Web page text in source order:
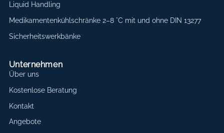
Liquid Handling
Medikamentenkühlschränke 2–8 °C mit und ohne DIN 13277
Sicherheitswerkbänke
Unternehmen
Über uns
Kostenlose Beratung
Kontakt
Angebote